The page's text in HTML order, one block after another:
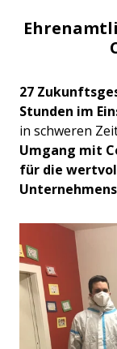
27
Stunden im
in schweren
Umgang mit
für die